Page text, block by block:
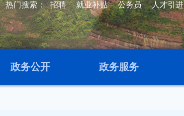
热门搜索： 招聘 就业补贴 公务员 人才引进
政务公开 政务服务